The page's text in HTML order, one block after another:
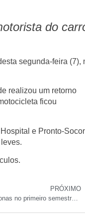
do
segunda-feira (7),
realizou um retorno
ficou
Hospital e Pronto-
.
PRÓXIMO
Focos de calor caem quase 67% no Amazonas no primeiro semestre de 2025